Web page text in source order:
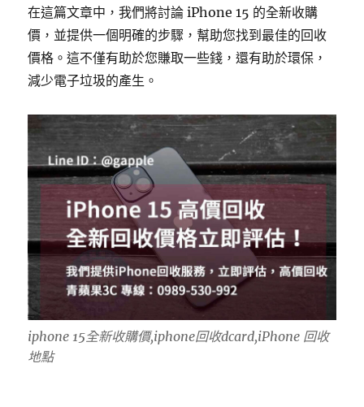
在這篇文章中，我們將討論 iPhone 15 的全新收購
價，並提供一個明確的步驟，幫助您找到最佳的回收
價格。這不僅有助於您賺取一些錢，還有助於環保，
減少電子垃圾的產生。
iphone 15全新收購價,iphone回收dcard,iPhone 回收
地點